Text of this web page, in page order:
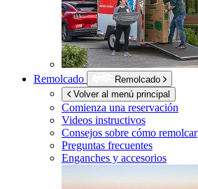
Remolcado
Remolcado
Volver al menú principal
Comienza una reservación
Videos instructivos
Consejos sobre cómo remolcar
Preguntas frecuentes
Enganches y accesorios